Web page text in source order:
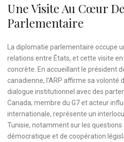
Une Visite Au Cœur
Parlementaire
La diplomatie parlementaire occupe
relations entre États, et cette visite
concrète. En accueillant le président
canadienne, l’ARP affirme sa volonté
dialogue institutionnel avec des
Canada, membre du G7 et acteur
internationale, représente un
Tunisie, notamment sur les questions
démocratique et de coopération